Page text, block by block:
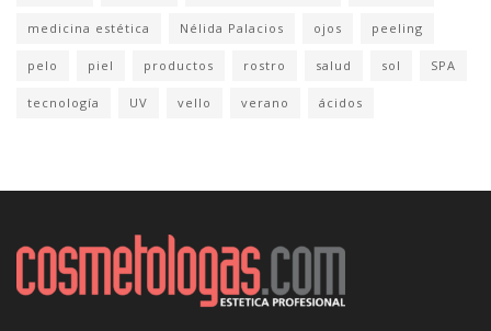
medicina estética Nélida Palacios ojos peeling
pelo piel productos rostro salud sol SPA
tecnología UV vello verano ácidos